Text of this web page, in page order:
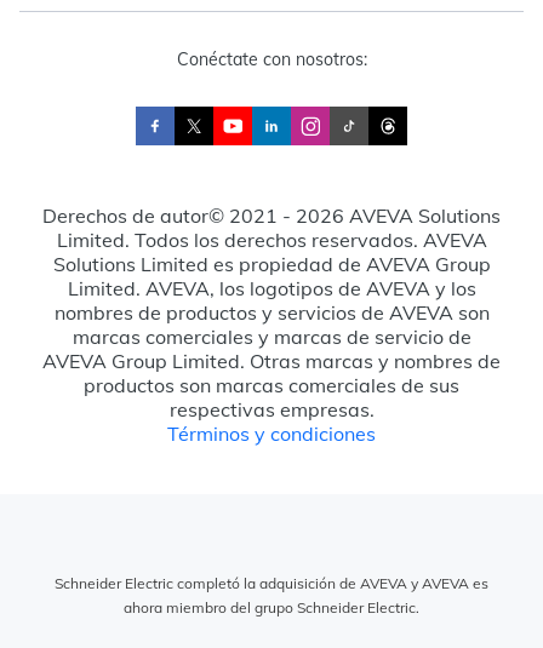
Conéctate con nosotros:
Derechos de autor© 2021 - 2026 AVEVA Solutions
Limited. Todos los derechos reservados. AVEVA
Solutions Limited es propiedad de AVEVA Group
Limited. AVEVA, los logotipos de AVEVA y los
nombres de productos y servicios de AVEVA son
marcas comerciales y marcas de servicio de
AVEVA Group Limited. Otras marcas y nombres de
productos son marcas comerciales de sus
respectivas empresas.
Términos y condiciones
Schneider Electric completó la adquisición de AVEVA y AVEVA es
ahora miembro del grupo Schneider Electric.